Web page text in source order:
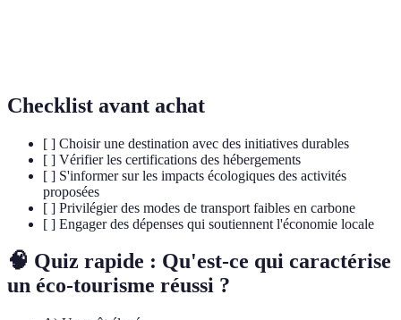
Checklist avant achat
[ ] Choisir une destination avec des initiatives durables
[ ] Vérifier les certifications des hébergements
[ ] S'informer sur les impacts écologiques des activités
proposées
[ ] Privilégier des modes de transport faibles en carbone
[ ] Engager des dépenses qui soutiennent l'économie locale
🧠 Quiz rapide : Qu'est-ce qui caractérise
un éco-tourisme réussi ?